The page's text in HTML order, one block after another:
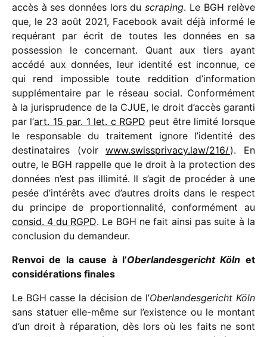
accès à ses données lors du scra­ping. Le BGH relève
que, le 23 août 2021, Facebook avait déjà informé le
requé­rant par écrit de toutes les données en sa
posses­sion le concer­nant. Quant aux tiers ayant
accédé aux données, leur iden­tité est incon­nue, ce
qui rend impos­sible toute reddi­tion d’information
supplé­men­taire par le réseau social. Conformément
à la juris­pru­dence de la CJUE, le droit d’accès garanti
par l’art. 15 par. 1 let. c RGPD peut être limité lorsque
le respon­sable du trai­te­ment ignore l’identité des
desti­na­taires (voir www​.swiss​pri​vacy​.law/​2​16/). En
outre, le BGH rappelle que le droit à la protec­tion des
données n’est pas illi­mité. Il s’agit de procé­der à une
pesée d’intérêts avec d’autres droits dans le respect
du prin­cipe de propor­tion­na­lité, confor­mé­ment au
consid. 4 du RGPD. Le BGH ne fait ainsi pas suite à la
conclu­sion du demandeur.
Renvoi de la cause à l’Oberlandesgericht Köln et
consi­dé­ra­tions finales
Le BGH casse la déci­sion de l’Oberlandesgericht Köln
sans statuer elle-même sur l’existence ou le montant
d’un droit à répa­ra­tion, dès lors où les faits ne sont